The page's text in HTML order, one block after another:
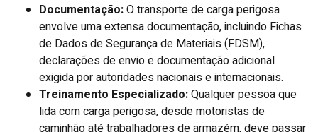
Documentação:O transporte de carga perigosa
envolve uma extensa documentação, incluindo Fichas
de Dados de Segurança de Materiais (FDSM),
declarações de envio e documentação adicional
exigida por autoridades nacionais e internacionais.
Treinamento Especializado:Qualquer pessoa que
lida com carga perigosa, desde motoristas de
caminhão até trabalhadores de armazém, deve passar